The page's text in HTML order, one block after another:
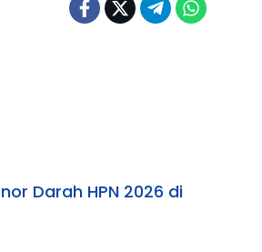
Darah HPN 2026 di